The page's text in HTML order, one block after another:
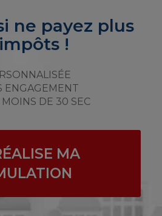
ne payez plus
!
ENGAGEMENT
DE 30 SEC
MA